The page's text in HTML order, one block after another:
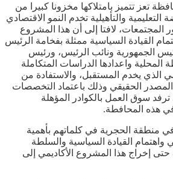
تعز تتميز بامتلاكها مخزونا كبيرا من
التعليمية والتأهيلية تخدم النمو الاقتصادي
المجتمعات، لافتا إلى أن هذا المشروع
القيادة السياسية ممثلة بفخامة الرئيس
الجمهورية ونائب الرئيس، ورئيس
المحلية واعدادها الدراسات المتكاملة
الذي يخدم المستقبل، والاستفادة من
المصدر الحقيقي وذلك باعتماد التخصصات
ترفد سوق العمل بالكوادر المؤهلة
هذه المحافطة.
منطقة الحجرية في كلماتهم بأهمية
واهتمام القيادة السياسية والسلطة
حتى إخراج هذا المشروع الأكاديمي إلى